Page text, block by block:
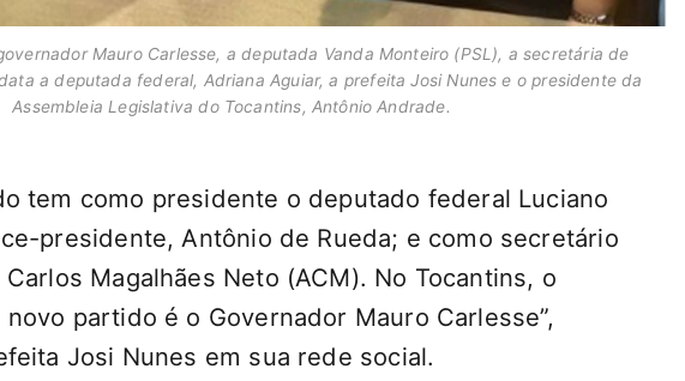
Mauro Carlesse, a deputada Vanda Monteiro (PSL), a secretária de
a deputada federal, Adriana Aguiar, a prefeita Josi Nunes e o presidente da
Assembleia Legislativa do Tocantins, Antônio Andrade.
tem como presidente o deputado federal Luciano
presidente, Antônio de Rueda; e como secretário
Magalhães Neto (ACM). No Tocantins, o
partido é o Governador Mauro Carlesse”,
Josi Nunes em sua rede social.